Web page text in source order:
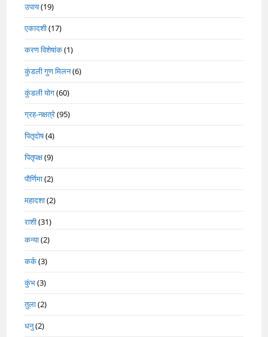
उपाय(19)
एकादशी(17)
करण विशेषांक(1)
कुंडली गुण मिलन(6)
कुंडली योग(60)
ग्रह-नक्षत्रे(95)
पितृदोष(4)
पितृपक्ष(9)
पौर्णिमा(2)
महादशा(2)
राशी(31)
कन्या(2)
कर्क(3)
कुंभ(3)
तुला(2)
धनु(2)